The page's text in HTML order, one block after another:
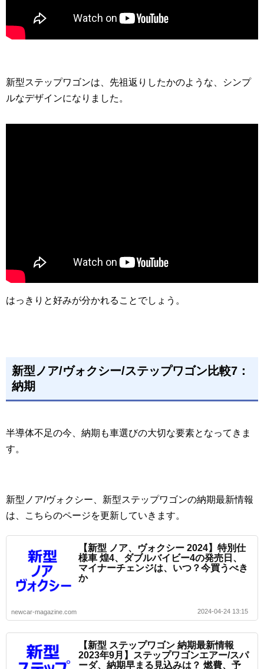
新型ステップワゴンは、先祖返りしたかのような、シンプ
ルなデザインになりました。
はっきりと好みが分かれることでしょう。
新型ノア/ヴォクシー/ステップワゴン比較7：
納期
半導体不足の今、納期も車選びの大切な要素となってきま
す。
新型ノア/ヴォクシー、新型ステップワゴンの納期最新情報
は、こちらのページを更新していきます。
【新型 ノア、ヴォクシー 2024】特別仕
様車 煌4、ダブルバイビー4の発売日、
マイナーチェンジは、いつ？今買うべき
か
newcar-magazine.com 2024-04-24 13:15
【新型 ステップワゴン 納期最新情報
2023年9月】ステップワゴンエアー/スパ
ーダ、納期早まる見込みは？ 燃費、予